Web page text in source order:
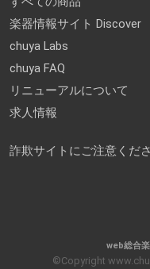
楽器情報サイト Discover
chuya Labs
chuya FAQ
リニューアルについて
求人情報
詐欺サイトにご注意くだ
web総合
©Copyright